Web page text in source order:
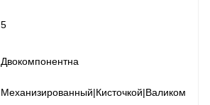
5
Двокомпонентна
Механизированный|Кисточкой|Валиком